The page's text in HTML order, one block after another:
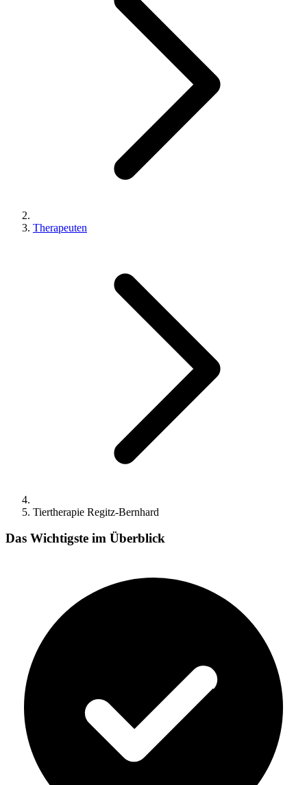
Therapeuten
Tiertherapie Regitz-Bernhard
Das Wichtigste im Überblick